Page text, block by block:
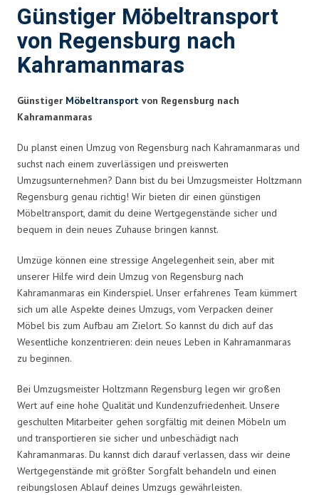
Günstiger Möbeltransport
von Regensburg nach
Kahramanmaras
Günstiger Möbeltransport von Regensburg nach
Kahramanmaras
Du planst einen Umzug von Regensburg nach Kahramanmaras und
suchst nach einem zuverlässigen und preiswerten
Umzugsunternehmen? Dann bist du bei Umzugsmeister Holtzmann
Regensburg genau richtig! Wir bieten dir einen günstigen
Möbeltransport, damit du deine Wertgegenstände sicher und
bequem in dein neues Zuhause bringen kannst.
Umzüge können eine stressige Angelegenheit sein, aber mit
unserer Hilfe wird dein Umzug von Regensburg nach
Kahramanmaras ein Kinderspiel. Unser erfahrenes Team kümmert
sich um alle Aspekte deines Umzugs, vom Verpacken deiner
Möbel bis zum Aufbau am Zielort. So kannst du dich auf das
Wesentliche konzentrieren: dein neues Leben in Kahramanmaras
zu beginnen.
Bei Umzugsmeister Holtzmann Regensburg legen wir großen
Wert auf eine hohe Qualität und Kundenzufriedenheit. Unsere
geschulten Mitarbeiter gehen sorgfältig mit deinen Möbeln um
und transportieren sie sicher und unbeschädigt nach
Kahramanmaras. Du kannst dich darauf verlassen, dass wir deine
Wertgegenstände mit größter Sorgfalt behandeln und einen
reibungslosen Ablauf deines Umzugs gewährleisten.